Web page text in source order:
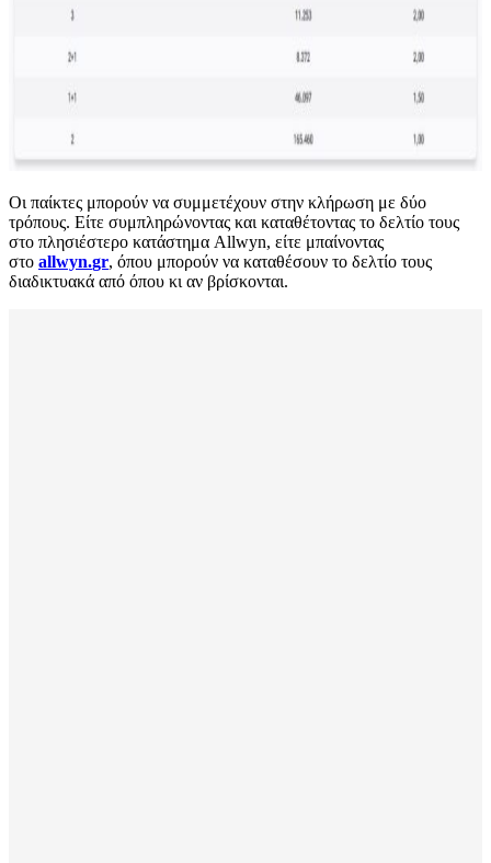
Οι παίκτες μπορούν να συμμετέχουν στην κλήρωση με δύο
τρόπους. Είτε συμπληρώνοντας και καταθέτοντας το δελτίο τους
στο πλησιέστερο κατάστημα Allwyn, είτε μπαίνοντας
στο allwyn.gr, όπου μπορούν να καταθέσουν το δελτίο τους
διαδικτυακά από όπου κι αν βρίσκονται.